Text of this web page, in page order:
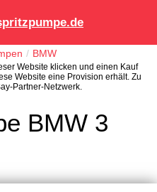
BMW
Website klicken und einen Kauf
Website eine Provision erhält. Zu
Partner-Netzwerk.
BMW 3